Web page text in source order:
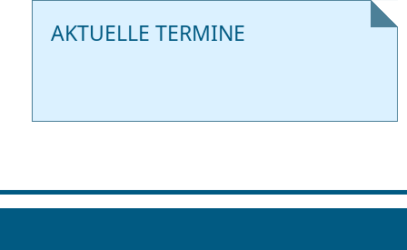
AKTUELLE TERMINE